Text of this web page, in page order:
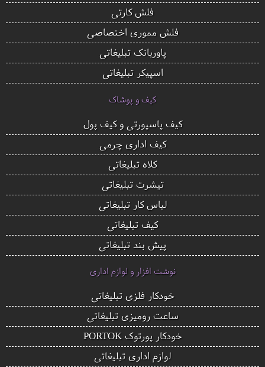
فلش کارتی
فلش مموری اختصاصی
پاوربانک تبلیغاتی
اسپیکر تبلیغاتی
کیف و پوشاک
کیف پاسپورتی و کیف پول
کیف اداری چرمی
کلاه تبلیغاتی
تیشرت تبلیغاتی
لباس کار تبلیغاتی
کیف تبلیغاتی
پیش بند تبلیغاتی
نوشت افزار و لوازم اداری
خودکار فلزی تبلیغاتی
ساعت رومیزی تبلیغاتی
خودکار پورتوک PORTOK
لوازم اداری تبلیغاتی